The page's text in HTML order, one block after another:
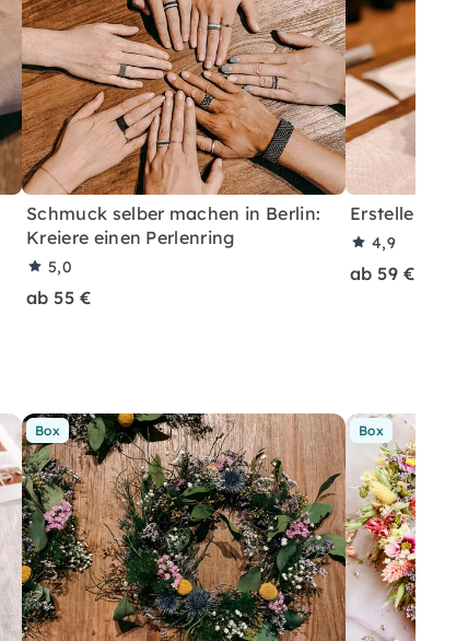
Schmuck selber machen in Berlin:
Kreiere einen Perlenring
5,0
ab 55 €
Erstelle
4,9
ab 59 €
Box Box